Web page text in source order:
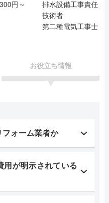
円～
排水設備工事責任
技術者
第二種電気工事士
お役立ち情報
ォーム業者か
用が明示されている